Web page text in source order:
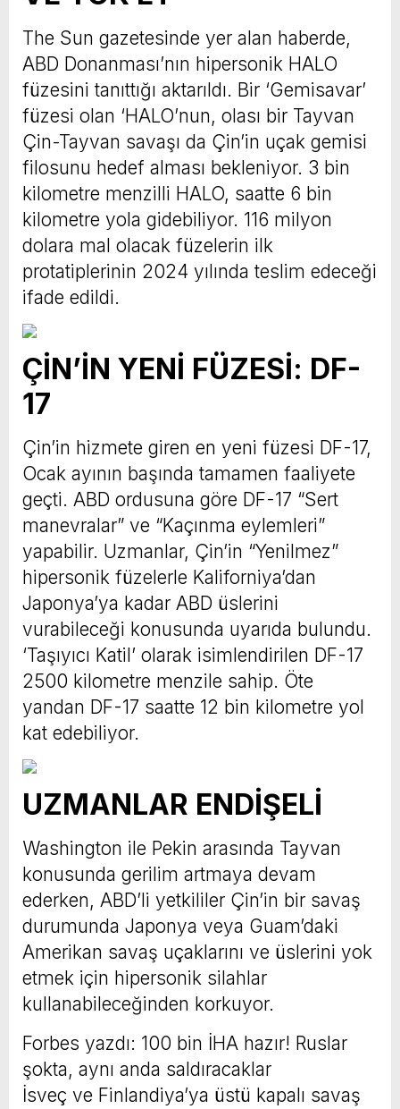
The Sun gazetesinde yer alan haberde,
ABD Donanması’nın hipersonik HALO
füzesini tanıttığı aktarıldı. Bir ‘Gemisavar’
füzesi olan ‘HALO’nun, olası bir Tayvan
Çin-Tayvan savaşı da Çin’in uçak gemisi
filosunu hedef alması bekleniyor. 3 bin
kilometre menzilli HALO, saatte 6 bin
kilometre yola gidebiliyor. 116 milyon
dolara mal olacak füzelerin ilk
protatiplerinin 2024 yılında teslim edeceği
ifade edildi.
ÇİN’İN YENİ FÜZESİ: DF-
17
Çin’in hizmete giren en yeni füzesi DF-17,
Ocak ayının başında tamamen faaliyete
geçti. ABD ordusuna göre DF-17 “Sert
manevralar” ve “Kaçınma eylemleri”
yapabilir. Uzmanlar, Çin’in “Yenilmez”
hipersonik füzelerle Kaliforniya’dan
Japonya’ya kadar ABD üslerini
vurabileceği konusunda uyarıda bulundu.
‘Taşıyıcı Katil’ olarak isimlendirilen DF-17
2500 kilometre menzile sahip. Öte
yandan DF-17 saatte 12 bin kilometre yol
kat edebiliyor.
UZMANLAR ENDİŞELİ
Washington ile Pekin arasında Tayvan
konusunda gerilim artmaya devam
ederken, ABD’li yetkililer Çin’in bir savaş
durumunda Japonya veya Guam’daki
Amerikan savaş uçaklarını ve üslerini yok
etmek için hipersonik silahlar
kullanabileceğinden korkuyor.
Forbes yazdı: 100 bin İHA hazır! Ruslar
şokta, aynı anda saldıracaklar
İsveç ve Finlandiya’ya üstü kapalı savaş